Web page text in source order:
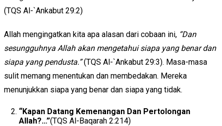
(TQS Al-`Ankabut 29:2)
Allah mengingatkan kita apa alasan dari cobaan ini, “Dan
sesungguhnya Allah akan mengetahui siapa yang benar dan
siapa yang pendusta.”(TQS Al-`Ankabut 29:3). Masa-masa
sulit memang menentukan dan membedakan. Mereka
menunjukkan siapa yang benar dan siapa yang tidak.
“Kapan Datang Kemenangan Dan Pertolongan
Allah?…”(TQS Al-Baqarah 2:214)